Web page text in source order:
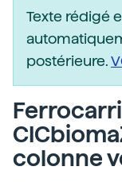
Texte rédigé
postérieure.
colonne